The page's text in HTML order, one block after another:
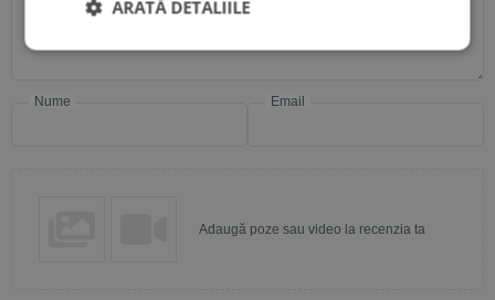
Nume Email
Adaugă poze sau video la recenzia ta
ARATĂ DETALIILE